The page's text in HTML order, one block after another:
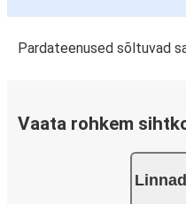
Pardateenused sõltuvad
Vaata rohkem
Linnad